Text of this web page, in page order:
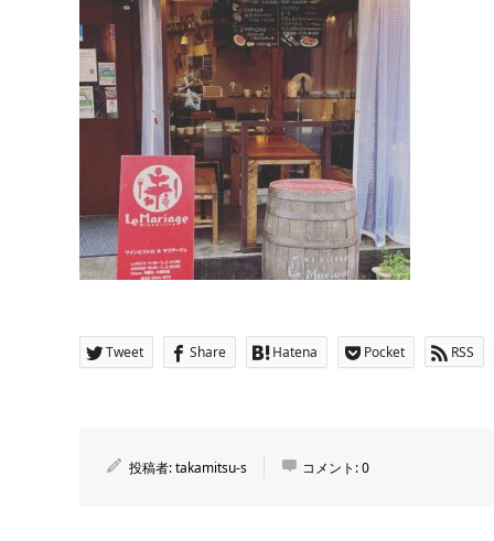
Tweet Share Hatena Pocket RSS
投稿者:takamitsu-s コメント:0